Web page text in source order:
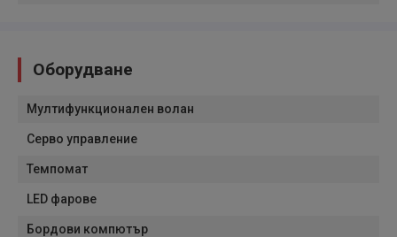
Оборудване
Мултифункционален волан
Серво управление
Темпомат
LED фарове
Бордови компютър